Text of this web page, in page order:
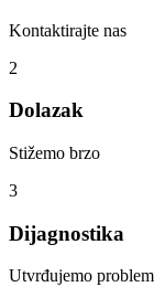
Kontaktirajte nas
2
Dolazak
Stižemo brzo
3
Dijagnostika
Utvrđujemo problem